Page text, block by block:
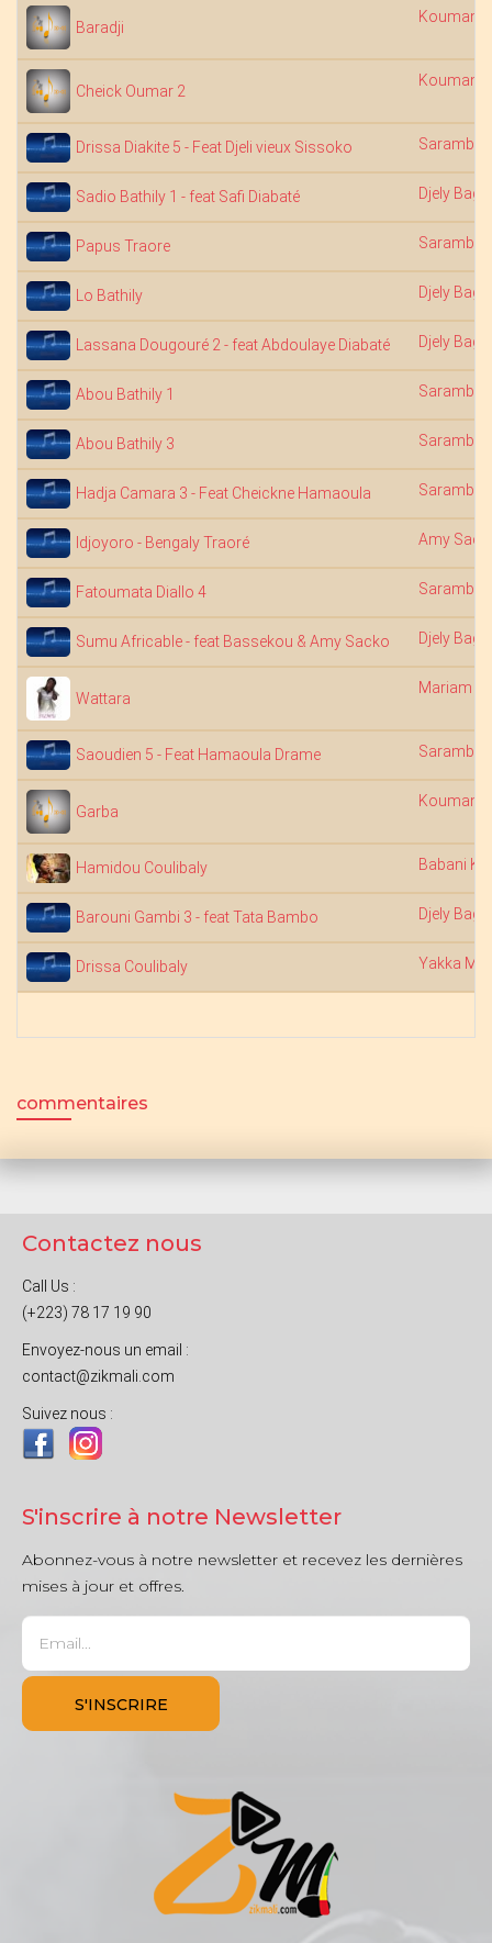
Baradji
Cheick Oumar 2
Drissa Diakite 5 - Feat Djeli vieux Sissoko Saramba
Sadio Bathily 1 - feat Safi Diabaté Djely Bagui
Papus Traore Saramba
Lo Bathily Djely Bagui
Lassana Dougouré 2 - feat Abdoulaye Diabaté Djely Bagui
Abou Bathily 1 Saramba
Abou Bathily 3 Saramba
Hadja Camara 3 - Feat Cheickne Hamaoula Saramba
Idjoyoro - Bengaly Traoré Amy
Fatoumata Diallo 4 Saramba
Sumu Africable - feat Bassekou & Amy Sacko Djely Bagui
Wattara
Mariam
Saoudien 5 - Feat Hamaoula Drame Saramba
Garba
Hamidou Coulibaly Babani
Barouni Gambi 3 - feat Tata Bambo Djely Bagui
Drissa Coulibaly Yakka
commentaires
Contactez nous
Call Us :
(+223) 78 17 19 90
Envoyez-nous un email :
contact@zikmali.com
Suivez nous :
S'inscrire à notre Newsletter
Abonnez-vous à notre newsletter et recevez les dernières
mises à jour et offres.